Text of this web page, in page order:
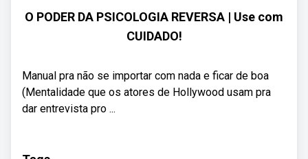
O PODER DA PSICOLOGIA REVERSA | Use com
CUIDADO!
Manual pra não se importar com nada e ficar de boa
(Mentalidade que os atores de Hollywood usam pra
dar entrevista pro ...